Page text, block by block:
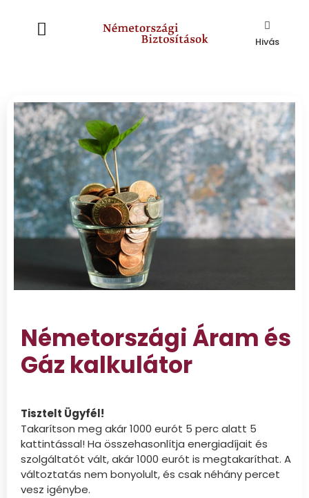
Hivás
Németországi Áram és
Gáz kalkulátor
Tisztelt Ügyfél!
Takarítson meg akár 1000 eurót 5 perc alatt 5
kattintással! Ha összehasonlítja energiadíjait és
szolgáltatót vált, akár 1000 eurót is megtakaríthat. A
változtatás nem bonyolult, és csak néhány percet
vesz igénybe.